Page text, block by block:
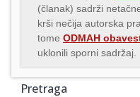
(članak) sadrži
krši nečija autorska
tome ODMAH
uklonili sporni sadržaj.
Pretraga